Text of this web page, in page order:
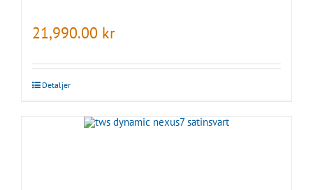
21,990.00 kr
Detaljer